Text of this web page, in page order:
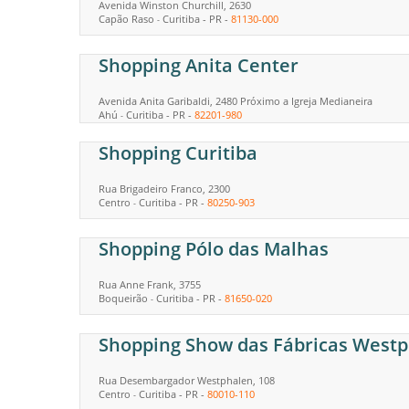
Avenida Winston Churchill, 2630
Capão Raso - Curitiba - PR - 81130-000
Shopping Anita Center
Avenida Anita Garibaldi, 2480 Próximo a Igreja Medianeira
Ahú - Curitiba - PR - 82201-980
Shopping Curitiba
Rua Brigadeiro Franco, 2300
Centro - Curitiba - PR - 80250-903
Shopping Pólo das Malhas
Rua Anne Frank, 3755
Boqueirão - Curitiba - PR - 81650-020
Shopping Show das Fábricas
Rua Desembargador Westphalen, 108
Centro - Curitiba - PR - 80010-110